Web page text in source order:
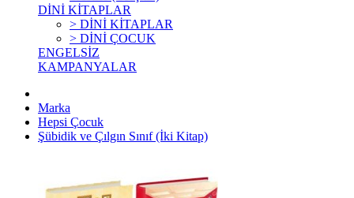
DİNİ KİTAPLAR
> DİNİ KİTAPLAR
> DİNİ ÇOCUK
ENGELSİZ
KAMPANYALAR
Marka
Hepsi Çocuk
Şübidik ve Çılgın Sınıf (İki Kitap)